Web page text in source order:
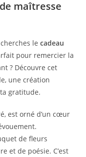
maîtresse
cherches lecadeau
pour remercier la
? Découvre cet
une création
gratitude.
est orné d’un cœur
de fleurs
et de poésie. C’est